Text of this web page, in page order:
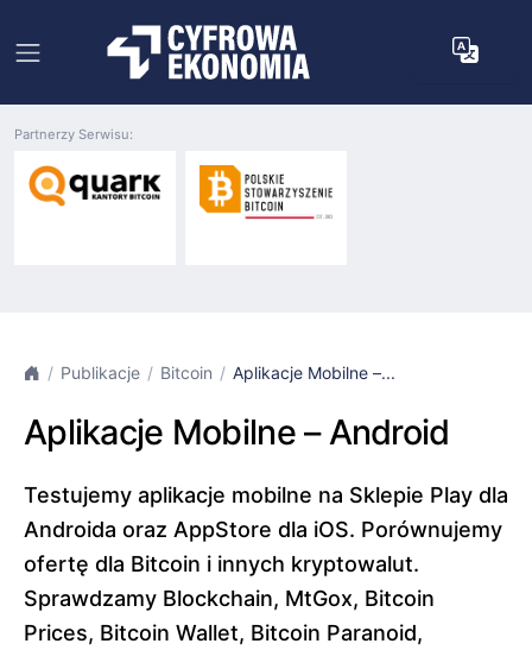
Partnerzy Serwisu:
Publikacje Bitcoin Aplikacje Mobilne –...
Aplikacje Mobilne – Android
Testujemy aplikacje mobilne na Sklepie Play dla
Androida oraz AppStore dla iOS. Porównujemy
ofertę dla Bitcoin i innych kryptowalut.
Sprawdzamy Blockchain, MtGox, Bitcoin
Prices, Bitcoin Wallet, Bitcoin Paranoid,